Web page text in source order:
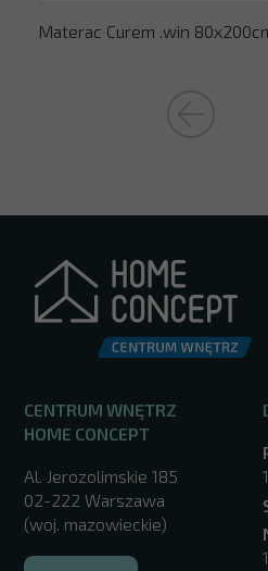
Materac Curem .win
CENTRUM WNĘTRZ
HOME CONCEPT
Al. Jerozolimskie 185
02-222 Warszawa
(woj. mazowieckie)